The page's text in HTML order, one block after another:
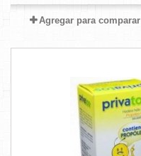
Agregar para comparar